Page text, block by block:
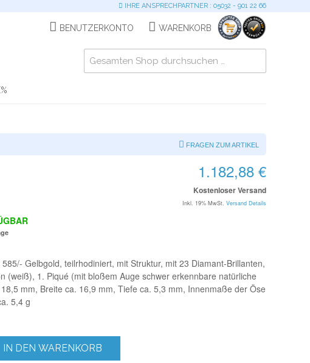
IHRE ANSPRECHPARTNER : 05032 - 901 22 66
BENUTZERKONTO WARENKORB
FRAGEN ZUM ARTIKEL
1.182,88 €
Kostenloser Versand
Inkl. 19% MwSt. Versand Details
Gelbgold, teilrhodiniert, mit Struktur, mit 23 Diamant-Brillanten,
(weiß), 1. Piqué (mit bloßem Auge schwer erkennbare natürliche
mm, Breite ca. 16,9 mm, Tiefe ca. 5,3 mm, Innenmaße der Öse
5,4 g
IN DEN WARENKORB